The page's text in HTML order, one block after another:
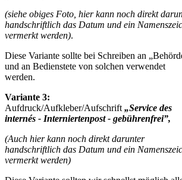
(siehe obiges Foto, hier kann noch direkt
handschriftlich das Datum und ein
vermerkt werden).
Diese Variante sollte bei Schreiben an
und an Bedienstete von solchen verwendet
werden.
Variante 3:
Aufdruck/Aufkleber/Aufschrift „Service des
internés - Interniertenpost - gebührenfrei”,
(Auch hier kann noch direkt darunter
handschriftlich das Datum und ein
vermerkt werden)